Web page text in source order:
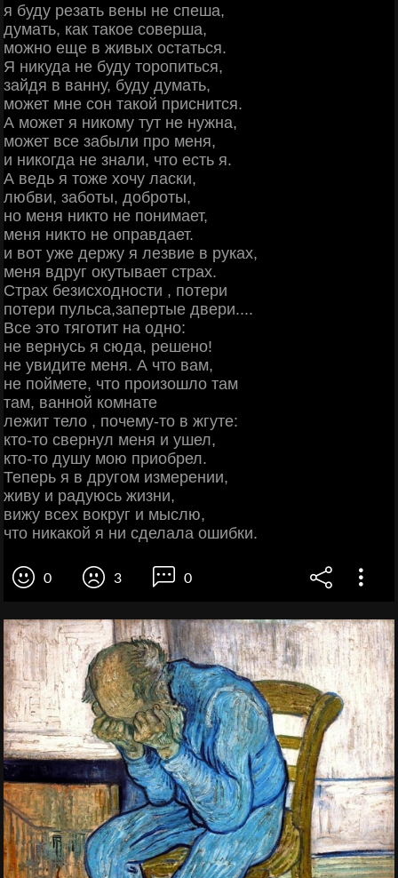
я буду резать вены не спеша,
думать, как такое соверша,
можно еще в живых остаться.
Я никуда не буду торопиться,
зайдя в ванну, буду думать,
может мне сон такой приснится.
А может я никому тут не нужна,
может все забыли про меня,
и никогда не знали, что есть я.
А ведь я тоже хочу ласки,
любви, заботы, доброты,
но меня никто не понимает,
меня никто не оправдает.
и вот уже держу я лезвие в руках,
меня вдруг окутывает страх.
Страх безисходности , потери
потери пульса,запертые двери....
Все это тяготит на одно:
не вернусь я сюда, решено!
не увидите меня. А что вам,
не поймете, что произошло там
там, ванной комнате
лежит тело , почему-то в жгуте:
кто-то свернул меня и ушел,
кто-то душу мою приобрел.
Теперь я в другом измерении,
живу и радуюсь жизни,
вижу всех вокруг и мыслю,
что никакой я ни сделала ошибки.
0 3 0